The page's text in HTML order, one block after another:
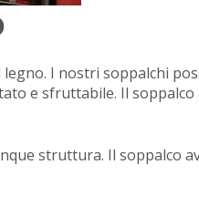
I nostri soppalchi
e sfruttabile. Il
struttura. Il soppalco